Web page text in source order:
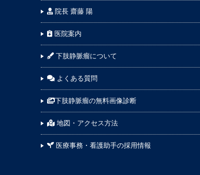
院長 齋藤 陽
医院案内
下肢静脈瘤について
よくある質問
下肢静脈瘤の無料画像診断
地図・アクセス方法
医療事務・看護助手の採用情報